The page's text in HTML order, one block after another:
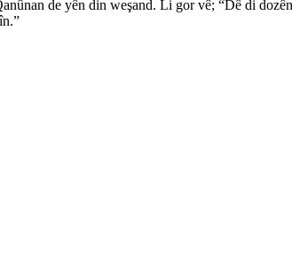
de yên din weşand. Li gor vê; “Dê di